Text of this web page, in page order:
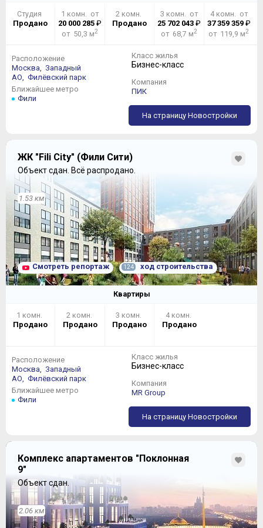
Студия
Продано
1 комн. от
20 000 285 ₽
от 50,3 м2
2 комн.
Продано
3 комн. от
25 702 043 ₽
от 68,7 м2
4 комн. от
37 359 359₽
от 119,9 м2
Расположение
Москва, Западный
АО, Филёвский парк
Ближайшее метро
Фили
Класс жилья
Бизнес-класс
Компания
ПИК
На страницу Новостройки
ЖК "Fili City" (Фили Сити)
Объект сдан. Всё распродано.
1.53 км
Смотреть репортаж 124 ход строительства
Квартиры
1 комн.
Продано
2 комн.
Продано
3 комн.
Продано
4 комн.
Продано
Расположение
Москва, Западный
АО, Филёвский парк
Ближайшее метро
Фили
Класс жилья
Бизнес-класс
Компания
MR Group
На страницу Новостройки
Комплекс апартаментов "Поклонная
9"
Объект сдан.
2.06 км